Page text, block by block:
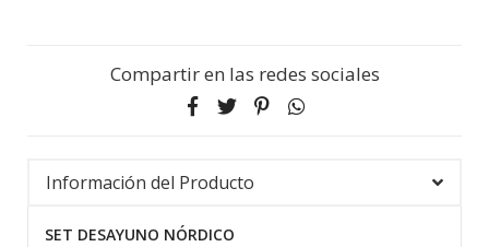
Compartir en las redes sociales
Información del Producto
SET DESAYUNO NÓRDICO